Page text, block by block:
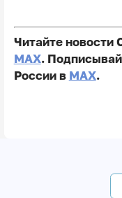
Читайте новости
MAX.
России в MAX.